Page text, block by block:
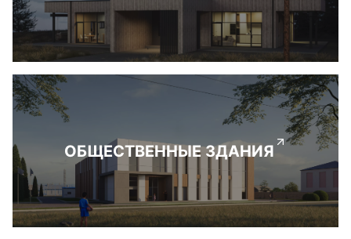
ОБЩЕСТВЕННЫЕ ЗДАНИЯ